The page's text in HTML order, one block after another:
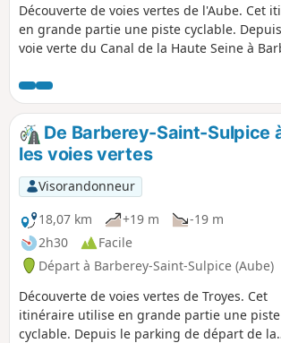
Découverte de voies vertes de l'Aube. Cet
en grande partie une piste cyclable.
voie verte du Canal de la Haute Seine à
départ de la vélovoie des Lacs à Saint-
l'extrémité du Canal de Saint-Julien.
De Barberey-Saint-Sulpice
les voies vertes
Visorandonneur
18,07 km
+19 m
-19 m
2h30
Facile
Départ à Barberey-Saint-Sulpice (Aube)
Découverte de voies vertes de Troyes. Cet
itinéraire utilise en grande partie une piste
cyclable. Depuis le parking de départ de la